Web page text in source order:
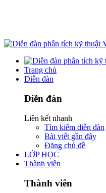
Trang chủ
Diễn đàn
Diễn đàn
Liên kết nhanh
Tìm kiếm diễn đàn
Bài viết gần đây
Đăng chủ đề
LỚP HỌC
Thành viên
Thành viên